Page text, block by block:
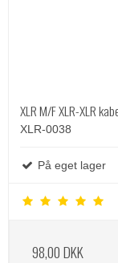
XLR M/F XLR-XLR
XLR-0038
På eget lager
98,00 DKK